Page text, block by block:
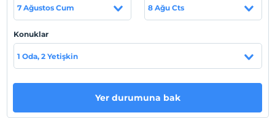
Otel koşulları
Check/in
En erken saat 14:00 ve sonrası
Evcil Hayvan
7 Ağustos Cum 8 Ağu Cts
Konuklar
1 Oda, 2 Yetişkin
Yer durumuna bak